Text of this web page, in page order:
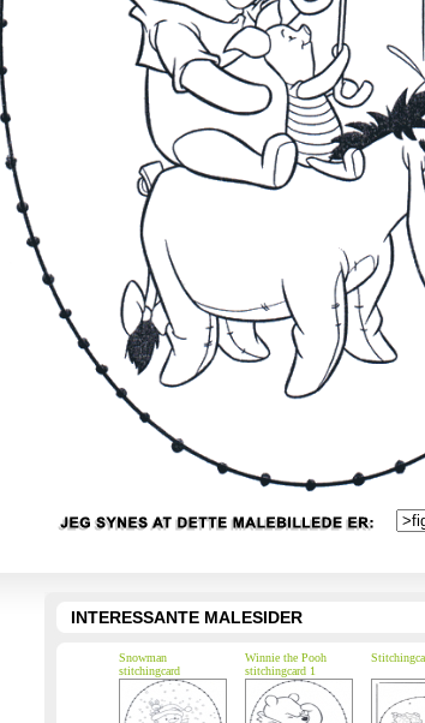
INTERESSANTE MALESIDER
Snowman
stitchingcard
Winnie the Pooh
stitchingcard 1